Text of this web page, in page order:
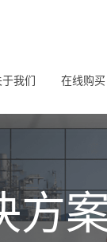
于我们 在线购买
方